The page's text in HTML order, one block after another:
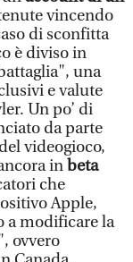
vincendo
di sconfitta
è diviso in
una
e valute
Un po’ di
da parte
videogioco,
in beta
che
Apple,
a modificare la
ovvero